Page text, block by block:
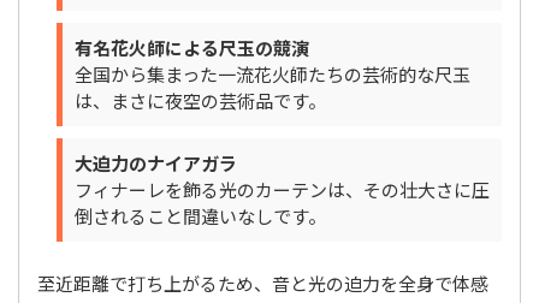
有名花火師による尺玉の競演
全国から集まった一流花火師たちの芸術的な尺玉
は、まさに夜空の芸術品です。
大迫力のナイアガラ
フィナーレを飾る光のカーテンは、その壮大さに圧
倒されること間違いなしです。
至近距離で打ち上がるため、音と光の迫力を全身で体感